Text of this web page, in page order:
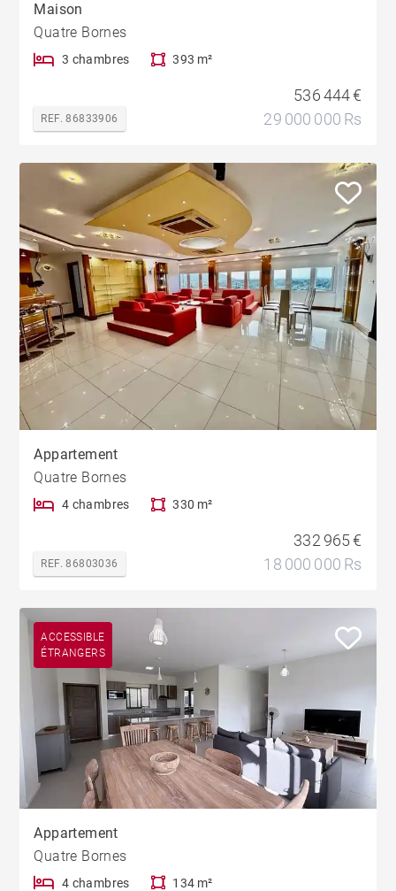
Maison
Quatre Bornes
3 chambres 393 m²
REF. 86833906
536 444 €
29 000 000 Rs
Appartement
Quatre Bornes
4 chambres 330 m²
REF. 86803036
332 965 €
18 000 000 Rs
ACCESSIBLE
ÉTRANGERS
Appartement
Quatre Bornes
4 chambres 134 m²